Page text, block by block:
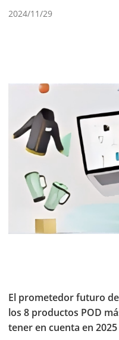
2024/11/29
El prometedor futuro
los 8 productos POD
tener en cuenta en 2025